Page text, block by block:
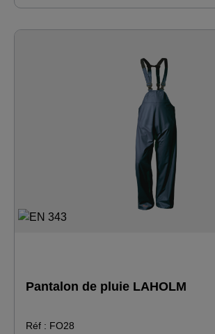
Pantalon de pluie LAHOLM
Réf : FO28